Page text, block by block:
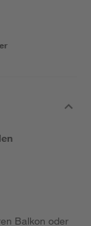
Balkon oder